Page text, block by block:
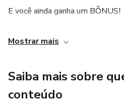
E você ainda ganha um BÔNUS!
- Mentoria 100% online sobre
conhecimentos!
Mostrar mais
Saiba mais sobre
conteúdo